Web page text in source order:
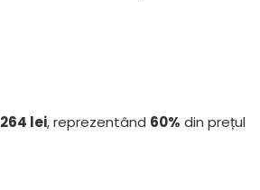
264 lei, reprezentând 60% din prețul